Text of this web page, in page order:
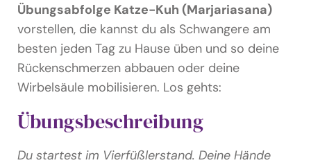
Übungsabfolge Katze-Kuh (Marjariasana)
vorstellen, die kannst du als Schwangere am
besten jeden Tag zu Hause üben und so deine
Rückenschmerzen abbauen oder deine
Wirbelsäule mobilisieren. Los gehts:
Übungsbeschreibung
Du startest im Vierfüßlerstand. Deine Hände